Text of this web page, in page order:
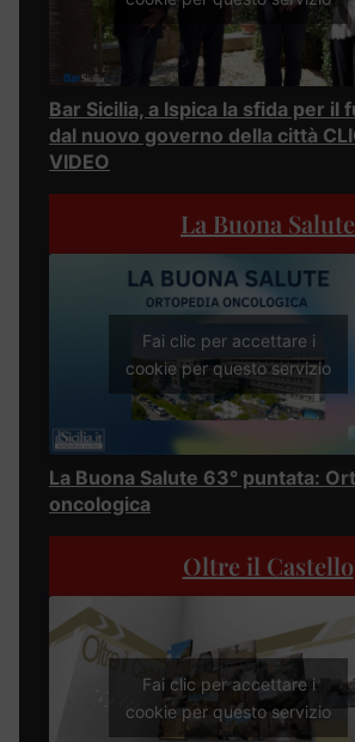
Bar Sicilia, a Ispica la sfida per il
dal nuovo governo della città
VIDEO
La Buona Salute
Fai clic per accettare i
cookie per questo servizio
La Buona Salute 63° puntata:
oncologica
Oltre il Castello
Fai clic per accettare i
cookie per questo servizio